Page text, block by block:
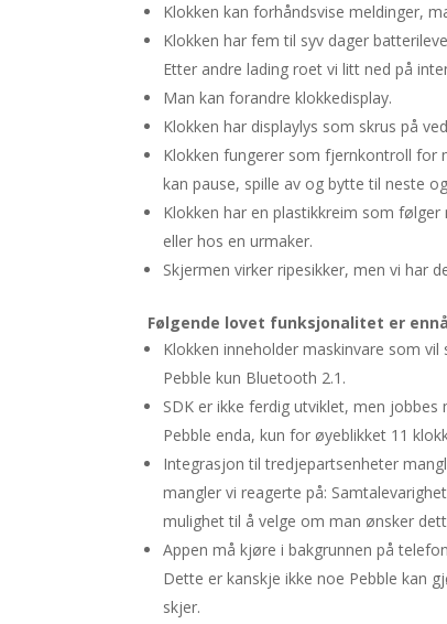
Klokken kan forhåndsvise meldinger,
Klokken har fem til syv dager
Etter andre lading roet vi litt ned på
Man kan forandre klokkedisplay.
Klokken har displaylys som skrus på
Klokken fungerer som fjernkontroll for
kan pause, spille av og bytte til neste
Klokken har en plastikkreim som
eller hos en urmaker.
Skjermen virker ripesikker, men vi har
Følgende lovet funksjonalitet er
Klokken inneholder maskinvare som
Pebble kun Bluetooth 2.1.
SDK er ikke ferdig utviklet, men
Pebble enda, kun for øyeblikket 11
Integrasjon til tredjepartsenheter
mangler vi reagerte på:
mulighet til å velge om man ønsker
Appen må kjøre i bakgrunnen på
Dette er kanskje ikke noe Pebble kan
skjer.